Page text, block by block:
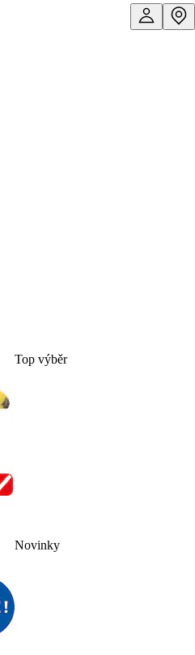
Top výběr
Novinky